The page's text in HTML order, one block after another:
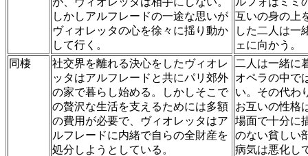
しかしアルフレードの一途な思いが
ヴィオレッタの心を徐々に揺り動か
して行く。
互いの身の上
した二人は一
ェに向かう。
同棲
社交界を離れる決心をしたヴィオレ
ッタはアルフレードと共にパリ郊外
の家で暮らし始める。しかしそこで
の贅沢な生活を支えるためには多額
の費用が必要で、ヴィオレッタはア
ルフレードに内緒で自らの全財産を
処分しようとしている。
二人は一緒に
オペラの中で
い。その代わ
お互いの性格
場面で十分に
のない貧しい
病気は悪化し